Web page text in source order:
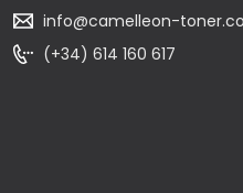
info@camelleon-
(+34) 614 160 617